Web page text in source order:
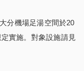
分機場足湯空間於20
實施。對象設施請見